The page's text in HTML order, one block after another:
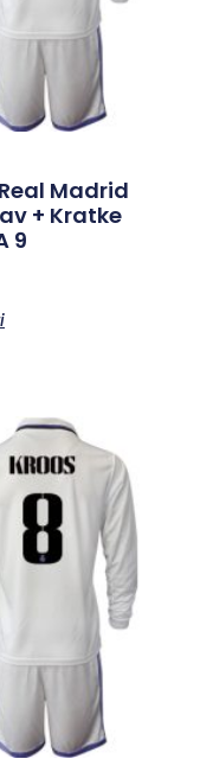
Madrid
+ Kratke
9